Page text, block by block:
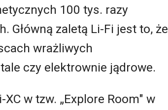
100 tys. razy
Główną zaletą Li-Fi jest to, że
wrażliwych
czy elektrownie jądrowe.
w tzw. „Explore Room" w